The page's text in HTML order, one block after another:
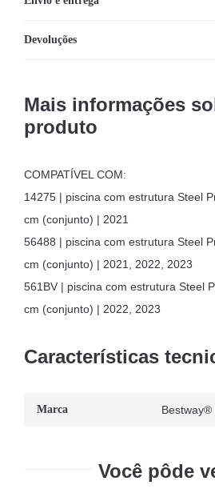
Devoluções
Mais informações
produto
COMPATÍVEL COM:
14275 | piscina com estrutura Steel
cm (conjunto) | 2021
56488 | piscina com estrutura Steel
cm (conjunto) | 2021, 2022, 2023
561BV | piscina com estrutura Steel
cm (conjunto) | 2022, 2023
Características
Marca Bestway®
Você pôde